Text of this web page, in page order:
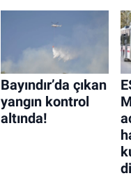
Bayındır’da çıkan
yangın kontrol
altında!